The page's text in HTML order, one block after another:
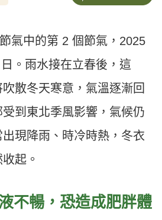
氣中的第 2 個節氣，2025
。雨水接在立春後，這
散冬天寒意，氣溫逐漸回
到東北季風影響，氣候仍
現降雨、時冷時熱，冬衣
起。
不暢，恐造成肥胖體